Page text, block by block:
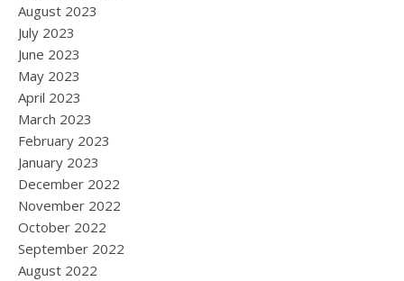
August 2023
July 2023
June 2023
May 2023
April 2023
March 2023
February 2023
January 2023
December 2022
November 2022
October 2022
September 2022
August 2022